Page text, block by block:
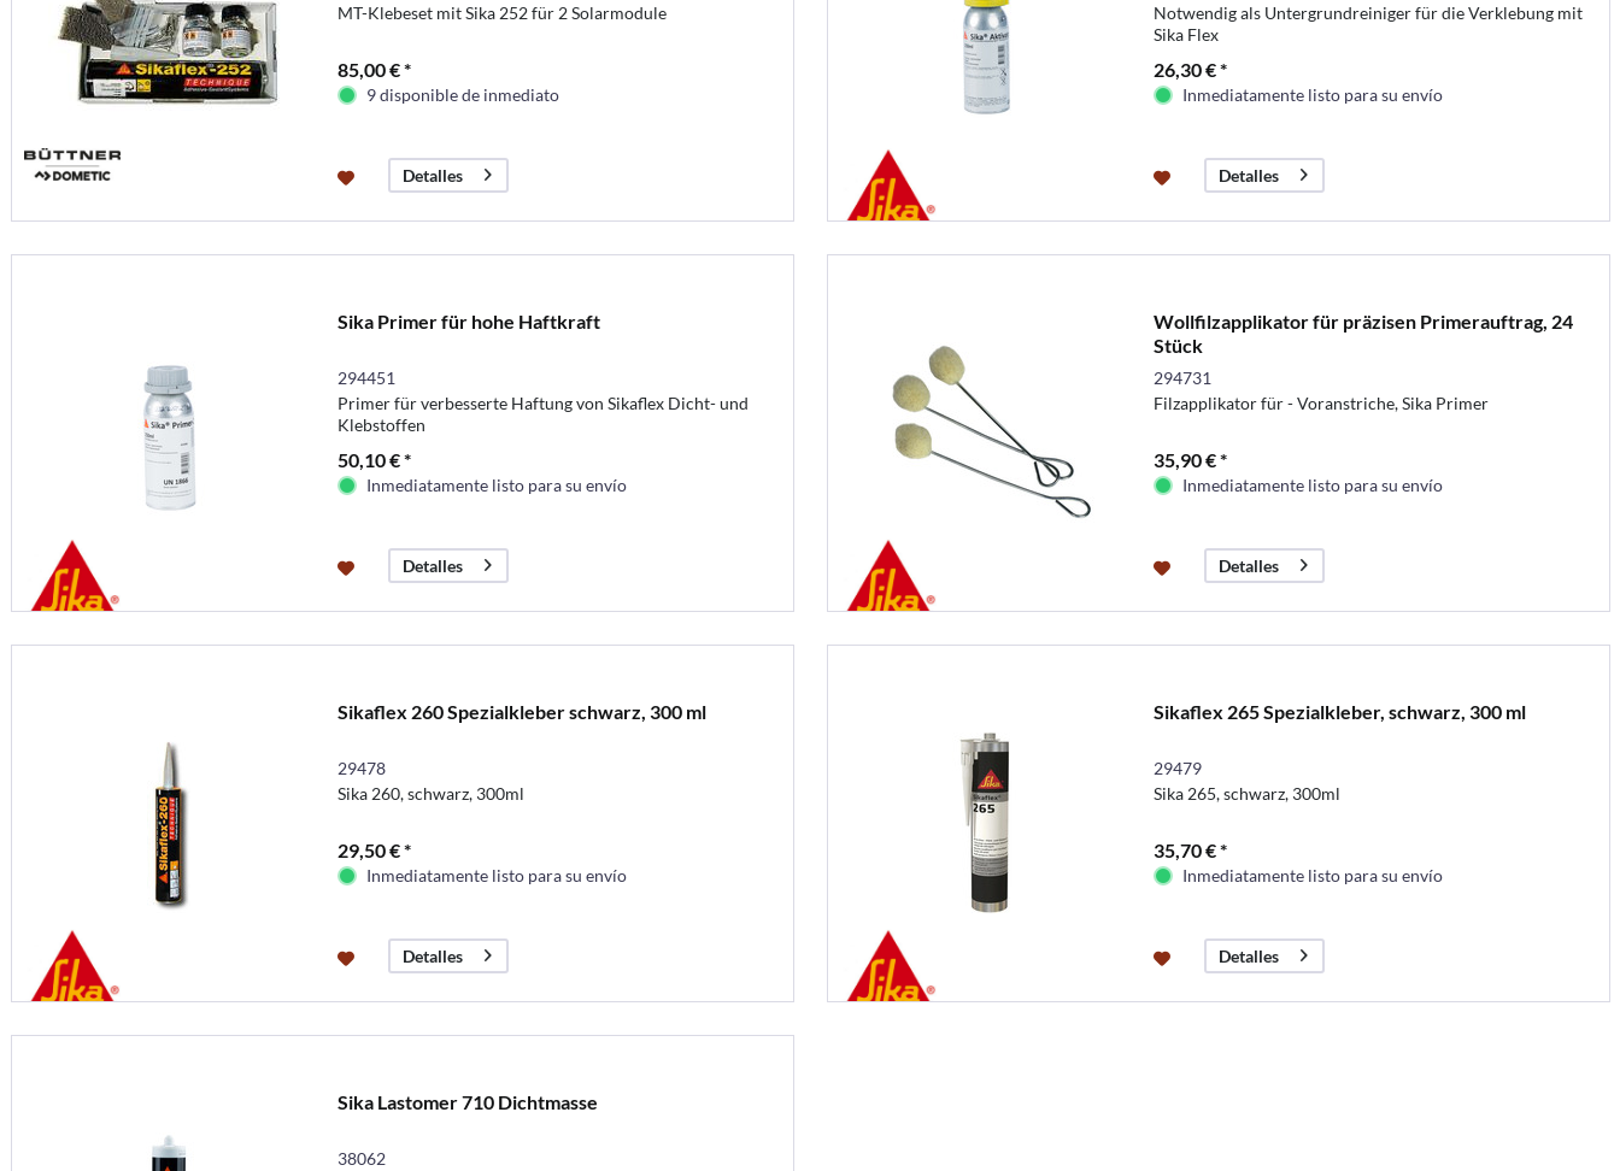
MT-Klebeset mit Sika 252 für 2 Solarmodule
85,00 € *
9 disponible de inmediato
Detalles
Notwendig als Untergrundreiniger für die Verklebung mit
Sika Flex
26,30 € *
Inmediatamente listo para su envío
Detalles
Sika Primer für hohe Haftkraft
294451
Primer für verbesserte Haftung von Sikaflex Dicht- und
Klebstoffen
50,10 € *
Inmediatamente listo para su envío
Detalles
Wollfilzapplikator für präzisen Primerauftrag, 24
Stück
294731
Filzapplikator für - Voranstriche, Sika Primer
35,90 € *
Inmediatamente listo para su envío
Detalles
Sikaflex 260 Spezialkleber schwarz, 300 ml
29478
Sika 260, schwarz, 300ml
29,50 € *
Inmediatamente listo para su envío
Detalles
Sikaflex 265 Spezialkleber, schwarz, 300 ml
29479
Sika 265, schwarz, 300ml
35,70 € *
Inmediatamente listo para su envío
Detalles
Sika Lastomer 710 Dichtmasse
38062